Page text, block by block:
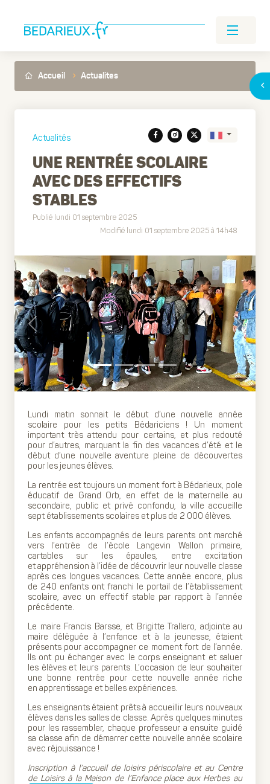
Accueil Actualites
Actualités
UNE RENTRÉE SCOLAIRE
AVEC DES EFFECTIFS
STABLES
Publié lundi 01 septembre 2025
Modifié lundi 01 septembre 2025 à 14h48
Previous Next
Lundi matin sonnait le début d’une nouvelle année
scolaire pour les petits Bédariciens ! Un moment
important très attendu pour certains, et plus redouté
pour d’autres, marquant la fin des vacances d’été et le
début d’une nouvelle aventure pleine de découvertes
pour les jeunes élèves.
La rentrée est toujours un moment fort à Bédarieux, pole
éducatif de Grand Orb, en effet de la maternelle au
secondaire, public et privé confondu, la ville accueille
sept établissements scolaires et plus de 2 000 élèves.
Les enfants accompagnés de leurs parents ont marché
vers l’entrée de l’école Langevin Wallon primaire,
cartables sur les épaules, entre excitation
et appréhension à l’idée de découvrir leur nouvelle classe
après ces longues vacances. Cette année encore, plus
de 240 enfants ont franchi le portail de l’établissement
scolaire, avec un effectif stable par rapport à l’année
précédente.
Le maire Francis Barsse, et Brigitte Trallero, adjointe au
maire déléguée à l’enfance et à la jeunesse, étaient
présents pour accompagner ce moment fort de l’année.
Ils ont pu échanger avec le corps enseignant et saluer
les élèves et leurs parents. L’occasion de leur souhaiter
une bonne rentrée pour cette nouvelle année riche
en apprentissage et belles expériences.
Les enseignants étaient prêts à accueillir leurs nouveaux
élèves dans les salles de classe. Après quelques minutes
pour les rassembler, chaque professeur a ensuite guidé
sa classe afin de démarrer cette nouvelle année scolaire
avec réjouissance !
Inscription à l’accueil de loisirs périscolaire et au Centre
de Loisirs à la Maison de l’Enfance place aux Herbes au